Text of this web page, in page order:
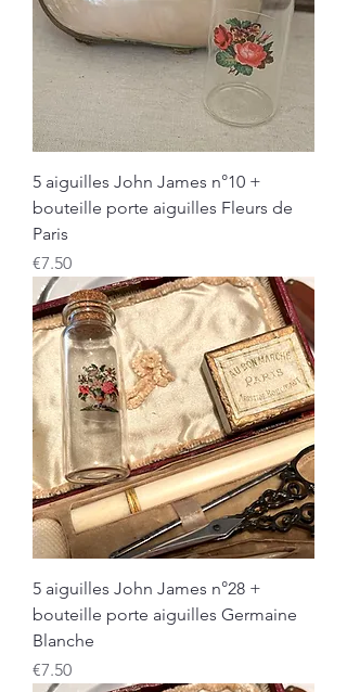
5 aiguilles John James n°10 +
bouteille porte aiguilles Fleurs de
Paris
Price
€7.50
5 aiguilles John James n°28 +
bouteille porte aiguilles Germaine
Blanche
Price
€7.50